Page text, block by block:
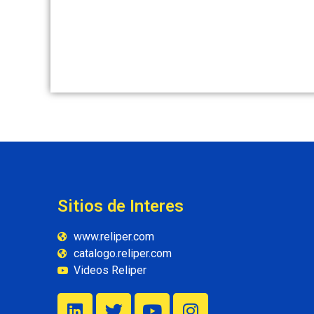
Sitios de Interes
www.reliper.com
catalogo.reliper.com
Videos Reliper